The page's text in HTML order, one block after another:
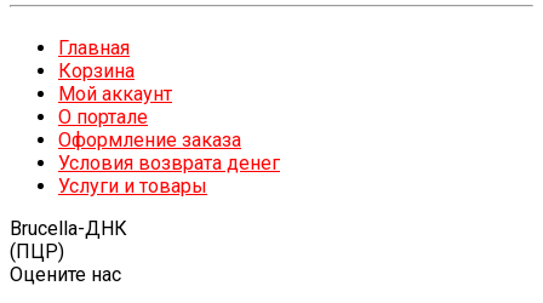
Главная
Корзина
Мой аккаунт
О портале
Оформление заказа
Условия возврата денег
Услуги и товары
Brucella-ДНК
(ПЦР)
Оцените нас